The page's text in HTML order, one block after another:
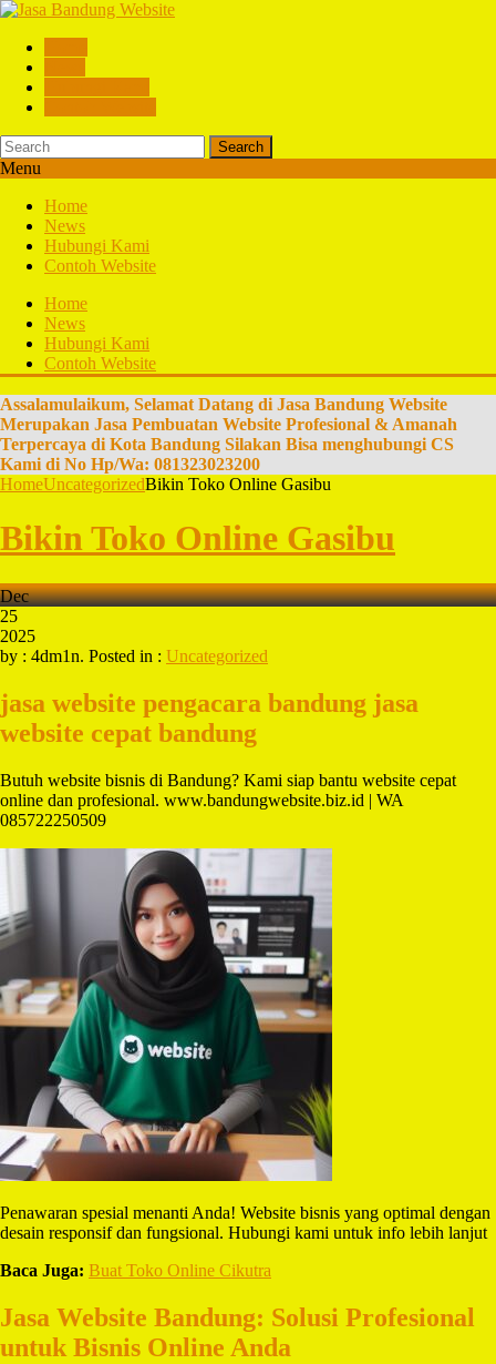
Search
Menu
Home
News
Hubungi Kami
Contoh Website
Home
News
Hubungi Kami
Contoh Website
Assalamulaikum, Selamat Datang di Jasa Bandung Website
Merupakan Jasa Pembuatan Website Profesional & Amanah
Terpercaya di Kota Bandung Silakan Bisa menghubungi CS
Kami di No Hp/Wa: 081323023200
HomeUncategorizedBikin Toko Online Gasibu
Bikin Toko Online Gasibu
Dec
25
2025
by : 4dm1n. Posted in : Uncategorized
jasa website pengacara bandung jasa
website cepat bandung
Butuh website bisnis di Bandung? Kami siap bantu website cepat
online dan profesional. www.bandungwebsite.biz.id | WA
085722250509
Penawaran spesial menanti Anda! Website bisnis yang optimal dengan
desain responsif dan fungsional. Hubungi kami untuk info lebih lanjut
Baca Juga: Buat Toko Online Cikutra
Jasa Website Bandung: Solusi Profesional
untuk Bisnis Online Anda